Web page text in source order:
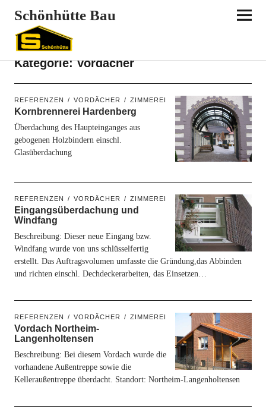
Schönhütte Bau
Kategorie:Vordächer
REFERENZEN VORDÄCHER ZIMMEREI
Kornbrennerei Hardenberg
Überdachung des Haupteinganges aus
gebogenen Holzbindern einschl.
Glasüberdachung
REFERENZEN VORDÄCHER ZIMMEREI
Eingangsüberdachung und
Windfang
Beschreibung: Dieser neue Eingang bzw.
Windfang wurde von uns schlüsselfertig
erstellt. Das Auftragsvolumen umfasste die Gründung,das Abbinden
und richten einschl. Dechdeckerarbeiten, das Einsetzen…
REFERENZEN VORDÄCHER ZIMMEREI
Vordach Northeim-
Langenholtensen
Beschreibung: Bei diesem Vordach wurde die
vorhandene Außentreppe sowie die
Kelleraußentreppe überdacht. Standort: Northeim-Langenholtensen